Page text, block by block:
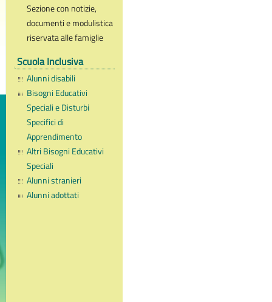
Sezione con notizie,
documenti e modulistica
riservata alle famiglie
Scuola Inclusiva
Alunni disabili
Bisogni Educativi
Speciali e Disturbi
Specifici di
Apprendimento
Altri Bisogni Educativi
Speciali
Alunni stranieri
Alunni adottati